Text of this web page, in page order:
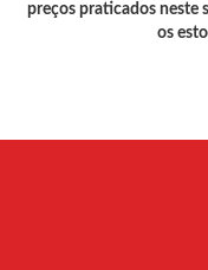
preços praticados neste
os